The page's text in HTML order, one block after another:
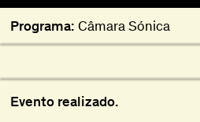
Programa: Câmara Sónica
Evento realizado.